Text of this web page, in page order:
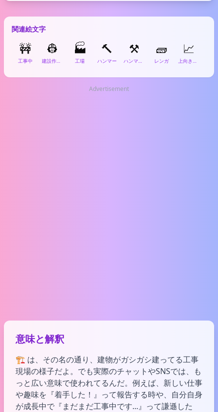
関連絵文字
🚧
工事中
👷
建設作業員
🏭
工場
🔨
ハンマー
⚒️
ハンマーとつるはし
🧱
レンガ
📈
上向き矢印グラフ
Advertisement
意味と解釈
🏗️ は、その名の通り、建物がガシガシ建ってる工事
現場の様子だよ。でも実際のチャットやSNSでは、も
っと広い意味で使われてるんだ。例えば、新しい仕事
や趣味を『着手した！』って報告する時や、自分自身
が成長中で『まだまだ工事中です...』って謙遜した